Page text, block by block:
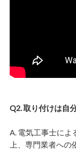
Q2. 取り付けは自
A. 電気工事士によ
上、専門業者への